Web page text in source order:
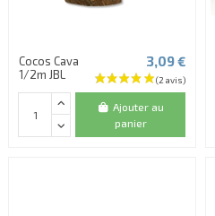
Cocos Cava
1/2m JBL
3,09 €
Ajouter au
panier